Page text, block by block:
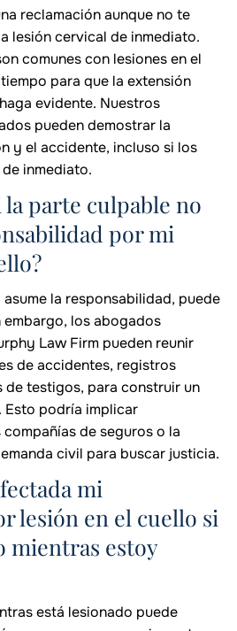
reclamación aunque no te
lesión cervical de inmediato.
comunes con lesiones en el
para que la extensión
evidente. Nuestros
pueden demostrar la
y el accidente, incluso si los
inmediato.
la parte culpable no
por mi
la responsabilidad, puede
los abogados
Law Firm pueden reunir
de accidentes, registros
testigos, para construir un
Esto podría implicar
de seguros o la
civil para buscar justicia.
mi
lesión en el cuello si
mientras estoy
está lesionado puede